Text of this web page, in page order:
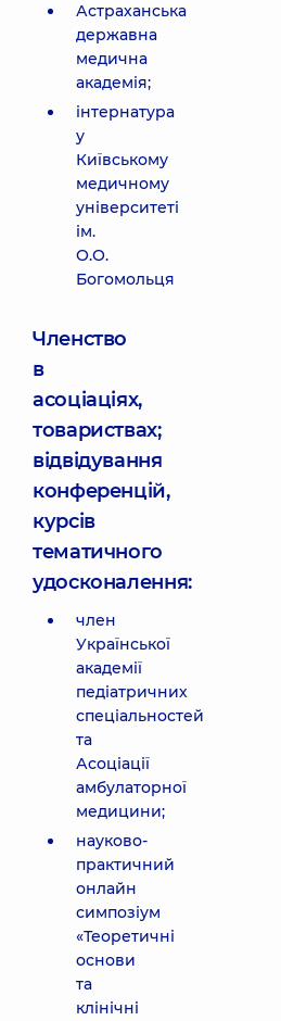
Астраханська
державна
медична
академія;
інтернатура
у
Київському
медичному
університеті
ім.
О.О.
Богомольця
Членство
в
асоціаціях,
товариствах;
відвідування
конференцій,
курсів
тематичного
удосконалення:
член
Української
академії
педіатричних
спеціальностей
та
Асоціації
амбулаторної
медицини;
науково-
практичний
онлайн
симпозіум
«Теоретичні
основи
та
клінічні